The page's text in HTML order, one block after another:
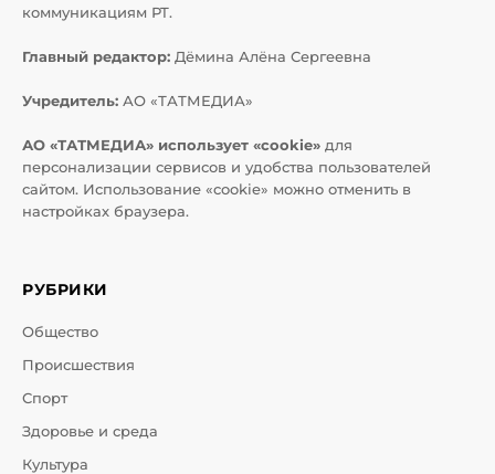
коммуникациям РТ.
Главный редактор: Дёмина Алёна Сергеевна
Учредитель: АО «ТАТМЕДИА»
АО «ТАТМЕДИА» использует «cookie» для
персонализации сервисов и удобства пользователей
сайтом. Использование «cookie» можно отменить в
настройках браузера.
РУБРИКИ
Общество
Происшествия
Спорт
Здоровье и среда
Культура